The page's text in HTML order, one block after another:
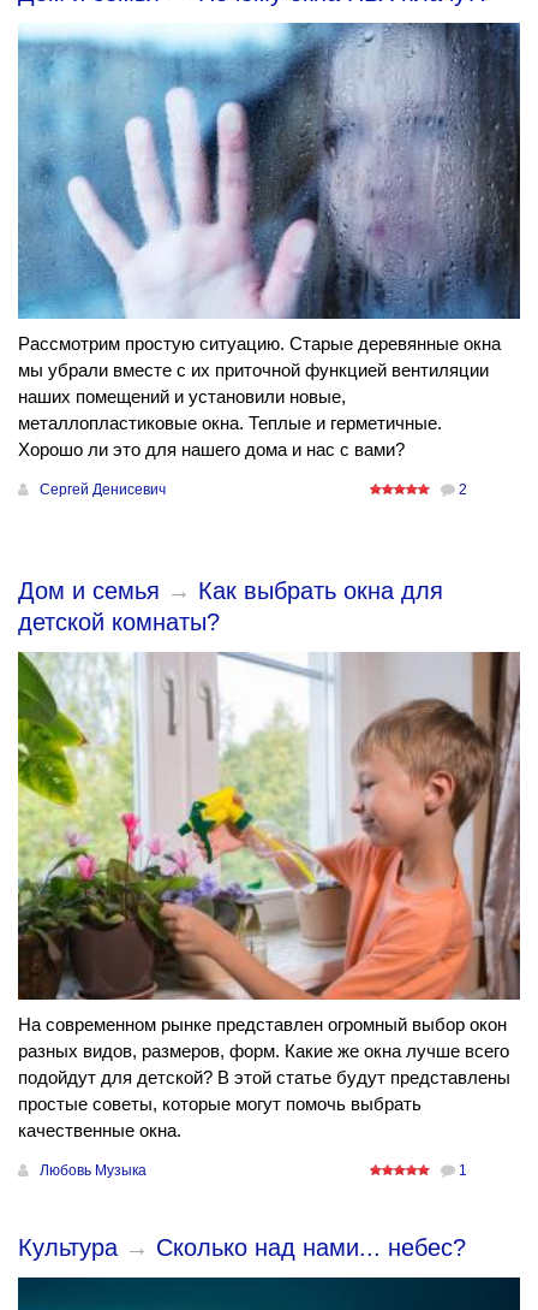
Рассмотрим простую ситуацию. Старые деревянные окна
мы убрали вместе с их приточной функцией вентиляции
наших помещений и установили новые,
металлопластиковые окна. Теплые и герметичные.
Хорошо ли это для нашего дома и нас с вами?
Сергей Денисевич 2
Дом и семья → Как выбрать окна для
детской комнаты?
На современном рынке представлен огромный выбор окон
разных видов, размеров, форм. Какие же окна лучше всего
подойдут для детской? В этой статье будут представлены
простые советы, которые могут помочь выбрать
качественные окна.
Любовь Музыка 1
Культура → Сколько над нами... небес?